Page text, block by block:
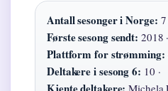
Antall sesonger i Norge:
Første sesong sendt: 2018 ·
Plattform for strømming:
Deltakere i sesong 6: 10 ·